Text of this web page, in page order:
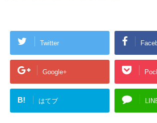
Twitter
Google+
B! はてブ